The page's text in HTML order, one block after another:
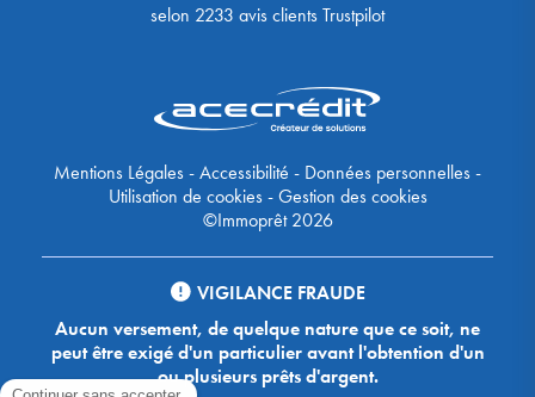
selon 2233 avis clients Trustpilot
Mentions Légales-Accessibilité - Données personnelles-
Utilisation de cookies-Gestion des cookies
©Immoprêt 2026
VIGILANCE FRAUDE
Aucun versement, de quelque nature que ce soit, ne
peut être exigé d'un particulier avant l'obtention d'un
ou plusieurs prêts d'argent.